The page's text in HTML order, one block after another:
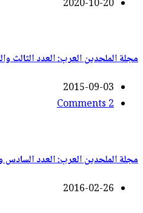
2020-10-20
مجلة الملحدين العرب: العدد الثالث
2015-09-03
2 Comments
مجلة الملحدين العرب: العدد السادس
2016-02-26